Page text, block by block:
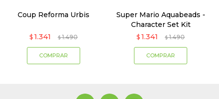
Coup Reforma Urbis
$ 1.341 $ 1.490
Super Mario Aquabeads -
Character Set Kit
$ 1.341 $ 1.490